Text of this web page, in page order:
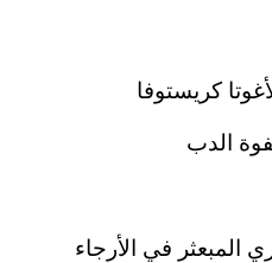
كريستوفا
الدب
في الأرجاء